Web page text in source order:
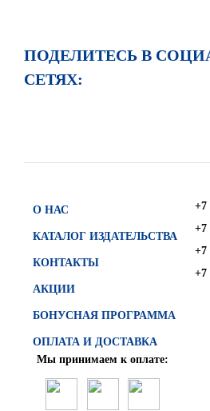
ПОДЕЛИТЕСЬ В
СЕТЯХ:
О НАС
КАТАЛОГ ИЗДАТЕЛЬСТВА
КОНТАКТЫ
АКЦИИ
БОНУСНАЯ ПРОГРАММА
ОПЛАТА И ДОСТАВКА
+7
+7
+7
+7
Мы принимаем к оплате: